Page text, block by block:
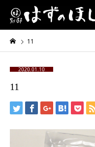
11
2020.01.10
11